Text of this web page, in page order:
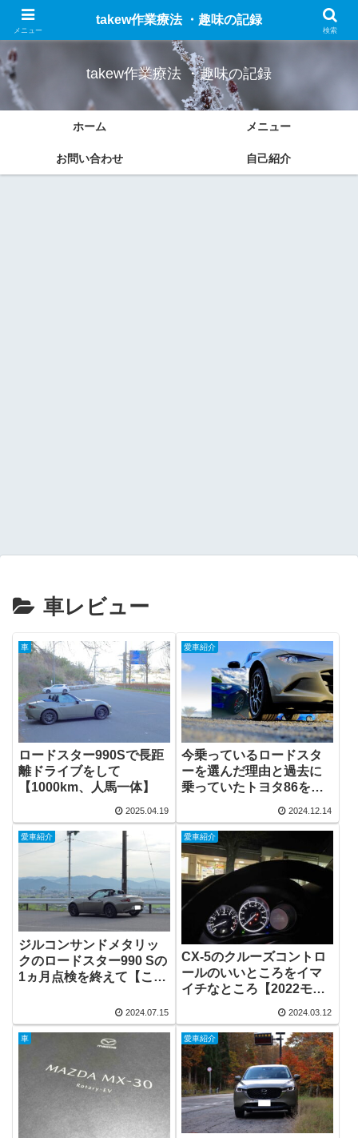
作業療法についての勉強したことのまとめと趣味(車、ドライブ、ブログなど)
takew作業療法 ・趣味の記録
ホーム メニュー
お問い合わせ 自己紹介
車レビュー
車
ロードスター990Sで長距
離ドライブをして
【1000km、人馬一体】
2025.04.19
愛車紹介
今乗っているロードスタ
ーを選んだ理由と過去に
乗っていたトヨタ86を比
2024.12.14
愛車紹介
ジルコンサンドメタリッ
クのロードスター990 Sの
1ヵ月点検を終えて【この
2024.07.15
愛車紹介
CX-5のクルーズコントロ
ールのいいところをイマ
イチなところ【2022モデ
ル、スマートエディショ
ン】
2024.03.12
車 愛車紹介
メニュー
takew作業療法 ・趣味の記録
検索